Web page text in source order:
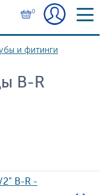
0
и фитинги
B-R
2" B-R -